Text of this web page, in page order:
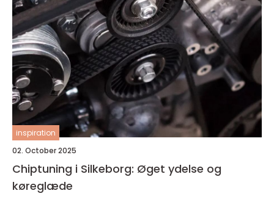
inspiration
02. October 2025
Chiptuning i Silkeborg: Øget ydelse og
køreglæde